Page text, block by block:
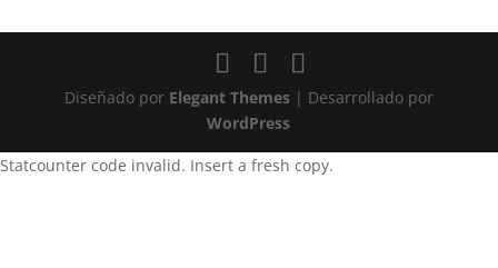
Diseñado por Elegant Themes| Desarrollado por
WordPress
Statcounter code invalid. Insert a fresh copy.